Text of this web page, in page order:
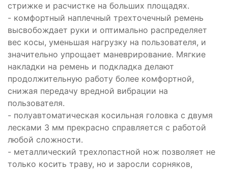
стрижке и расчистке на больших площадях.
- комфортный наплечный трехточечный ремень
высвобождает руки и оптимально распределяет
вес косы, уменьшая нагрузку на пользователя, и
значительно упрощает маневрирование. Мягкие
накладки на ремень и подкладка делают
продолжительную работу более комфортной,
снижая передачу вредной вибрации на
пользователя.
- полуавтоматическая косильная головка с двумя
лесками 3 мм прекрасно справляется с работой
любой сложности.
- металлический трехлопастной нож позволяет не
только косить траву, но и заросли сорняков,